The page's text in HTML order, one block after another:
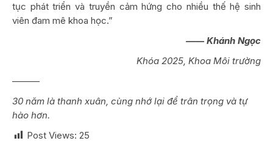
tục phát triển và truyền cảm hứng cho nhiều thế hệ sinh
viên đam mê khoa học.”
—— Khánh Ngọc
Khóa 2025, Khoa Môi trường
———
30 năm là thanh xuân, cùng nhớ lại để trân trọng và tự
hào hơn.
Post Views: 25